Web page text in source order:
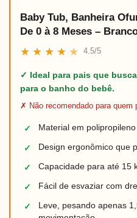
Baby Tub, Banheira
De 0 à 8 Meses –
★ ★ ★ ★ ★ 4.5/5
✓ Ideal para pais que
para o banho do bebê.
✗ Não recomendado para quem
✓ Material em
✓ Design ergonômico que
✓ Capacidade para até 15
✓ Fácil de esvaziar com
✓
Leve, pesando apenas